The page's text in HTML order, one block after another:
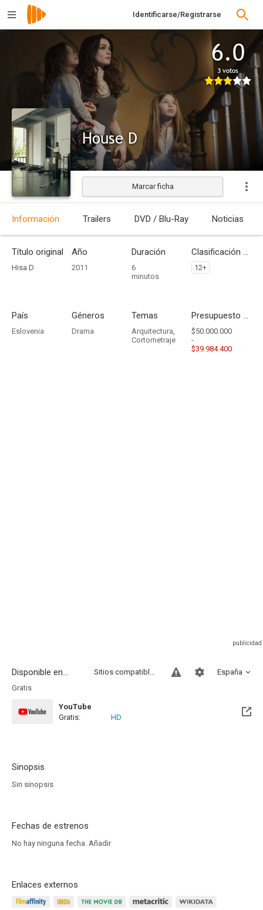
Identificarse/Registrarse
6.0
3 votos
House D
Estrenada
Marcar ficha
Información Trailers DVD / Blu-Ray Noticias
Título original
Hisa D
Año
2011
Duración
6
minutos
Clasificación por edades
12+
País
Eslovenia
Géneros
Drama
Temas
Arquitectura,
Cortometraje
Presupuesto - Ingresos
$50.000.000
-
$39.984.400
Disponible en... España
Sitios compatibles
Gratis
YouTube
Gratis:
HD
Sinopsis
Sin sinopsis
Fechas de estrenos
No hay ninguna fecha. Añadir
Enlaces externos